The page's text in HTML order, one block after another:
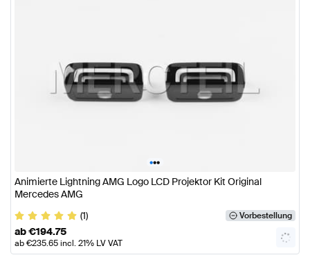
•••
Animierte Lightning AMG Logo LCD Projektor Kit Original
Mercedes AMG
(1)
Vorbestellung
ab€194.75
ab€235.65incl. 21% LV VAT